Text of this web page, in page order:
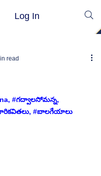
Log In
read
, #గద్వాలసోమన్న,
#బాలగేయాలు